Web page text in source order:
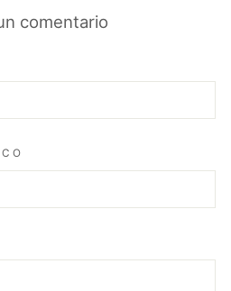
comentario